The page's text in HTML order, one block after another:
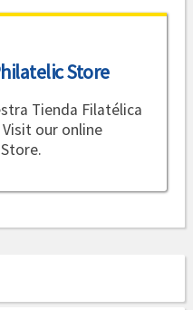
Store
Tienda Filatélica
Visit our online